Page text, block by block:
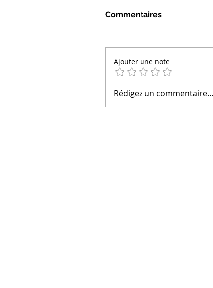
Commentaires
Ajouter une note
Rédigez un commentaire...